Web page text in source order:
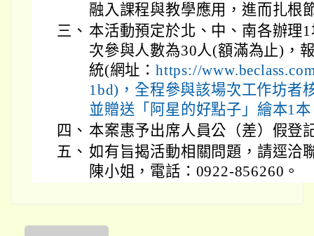
融入課程與教學應用，進而扎根
三、 本活動預定於北、中、南各辦理
次參與人數為30人(額滿為止)，
統(網址： https://
1bd)，全程參與該場次工作坊者
並贈送「阿星的好點子」繪本1本
四、 本案惠予出席人員公（差）假登
五、 如有旨揭活動相關問題，請逕洽
陳小姐，電話：0922-856260。